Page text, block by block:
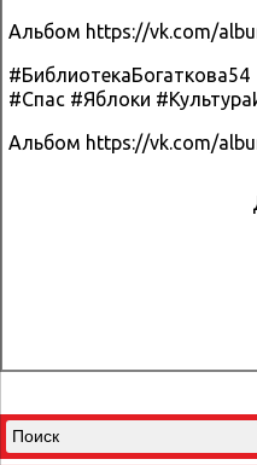
Альбом https://vk.com/
#Спас #Яблоки
Альбом https://vk.com/